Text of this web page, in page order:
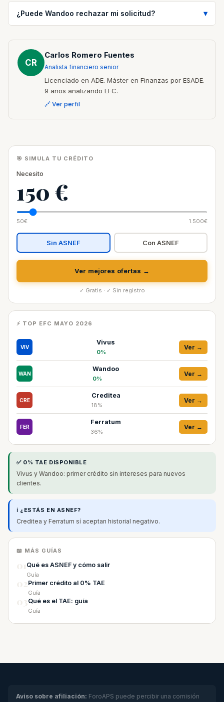
¿Puede Wandoo rechazar mi solicitud?
CR
Carlos Romero Fuentes
Analista financiero senior
Licenciado en ADE. Máster en Finanzas por ESADE.
9 años analizando EFC.
🔗 Ver perfil
🎯 SIMULA TU CRÉDITO
Necesito
150 €
50€ 1.500€
Sin ASNEF Con ASNEF
Ver mejores ofertas →
✓ Gratis · ✓ Sin registro
⚡ TOP EFC MAYO 2026
VIV
Vivus
0%
Ver →
WAN
Wandoo
0%
Ver →
CRE
Creditea
18%
Ver →
FER
Ferratum
36%
Ver →
✅ 0% TAE DISPONIBLE
Vivus y Wandoo: primer crédito sin intereses para nuevos
clientes.
ℹ️ ¿ESTÁS EN ASNEF?
Creditea y Ferratum sí aceptan historial negativo.
📖 MÁS GUÍAS
Qué es ASNEF y cómo salir
Guía
Primer crédito al 0% TAE
Guía
Qué es el TAE: guía
Guía
Aviso sobre afiliación: ForoAPS puede percibir una comisión